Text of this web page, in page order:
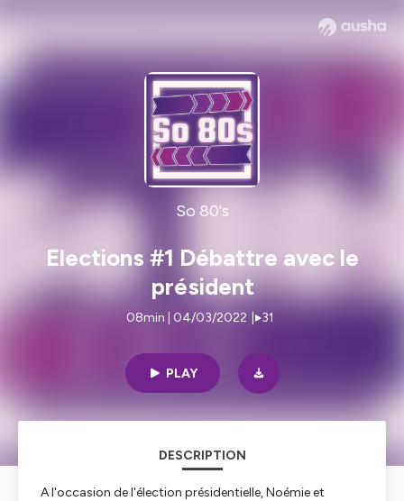
So 80's
Elections #1 Débattre avec le
président
08min | 04/03/2022 31
PLAY
DESCRIPTION
A l'occasion de l'élection présidentielle, Noémie et